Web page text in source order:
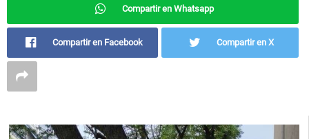
Compartir en Whatsapp
Compartir en Facebook Compartir en X